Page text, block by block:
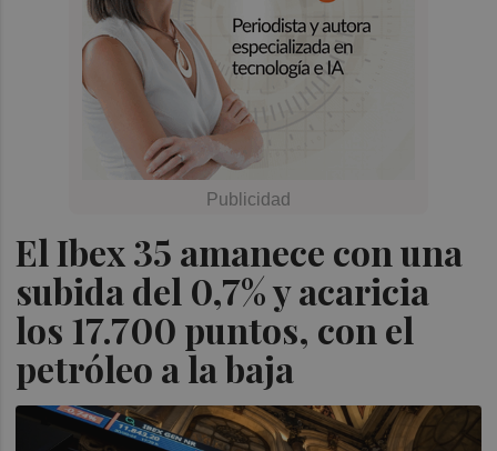
El Ibex 35 amanece con una
subida del 0,7% y acaricia
los 17.700 puntos, con el
petróleo a la baja